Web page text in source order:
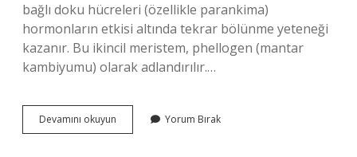
bağlı doku hücreleri (özellikle parankima)
hormonların etkisi altında tekrar bölünme yeteneği
kazanır. Bu ikincil meristem, phellogen (mantar
kambiyumu) ​​olarak adlandırılır.…
Devamını okuyun Parankima
Dokusu
Yorum Bırak